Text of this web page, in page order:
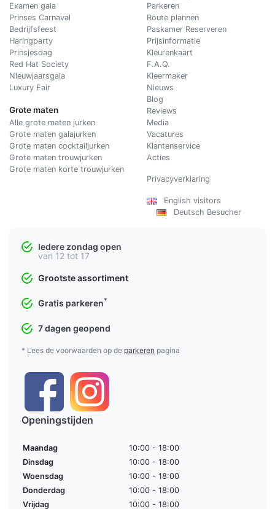
Examen gala
Prinses Carnaval
Bedrijfsfeest
Haringparty
Prinsjesdag
Red Hat Society
Nieuwjaarsgala
Luxury Fair
Grote maten
Alle grote maten jurken
Grote maten galajurken
Grote maten cocktailjurken
Grote maten trouwjurken
Grote maten korte trouwjurken
Parkeren
Route plannen
Paskamer Reserveren
Prijsinformatie
Kleurenkaart
F.A.Q.
Kleermaker
Nieuws
Blog
Reviews
Media
Vacatures
Klantenservice
Acties
Privacyverklaring
English visitors
Deutsch Besucher
Iedere zondag open
van 12 tot 17
Grootste assortiment
Gratis parkeren*
7 dagen geopend
* Lees de voorwaarden op de parkeren pagina
Openingstijden
Maandag
10:00 - 18:00
Dinsdag
10:00 - 18:00
Woensdag
10:00 - 18:00
Donderdag
10:00 - 18:00
Vrijdag
10:00 - 18:00